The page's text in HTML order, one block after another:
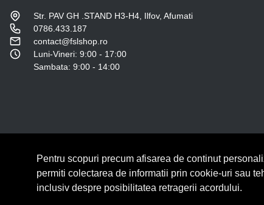
Str. PAV GH .STAND H3-H4, Ilfov, Afumati
0786.433.187
contact@fslshop.ro
Luni-Vineri: 9:00 - 17:00
Sambata: 9:00 - 14:00
© Copyright 2026 Lumilux. Toate drepturile rezervate.
Pentru scopuri precum afisarea de continut
permiti colectarea de informatii prin cookie-uri sau
inclusiv despre posibilitatea retragerii acordului.